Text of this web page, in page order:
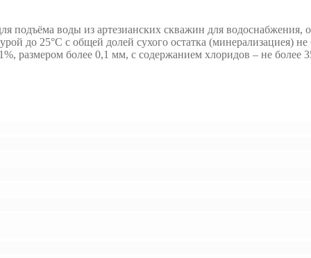
подъёма воды из артезианских скважин для
до 25°С с общей долей сухого остатка (минерализациея)
размером более 0,1 мм, с содержанием хлоридов – не более